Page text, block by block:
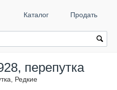
Каталог Продать
перепутка
Редкие